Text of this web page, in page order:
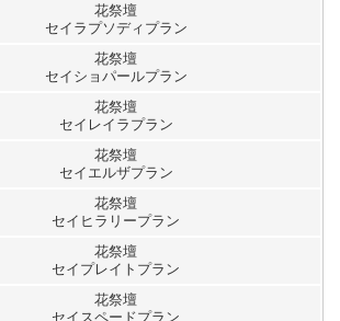
花祭壇
セイラプソディプラン
花祭壇
セイショパールプラン
花祭壇
セイレイラプラン
花祭壇
セイエルザプラン
花祭壇
セイヒラリープラン
花祭壇
セイプレイトプラン
花祭壇
セイスペードプラン